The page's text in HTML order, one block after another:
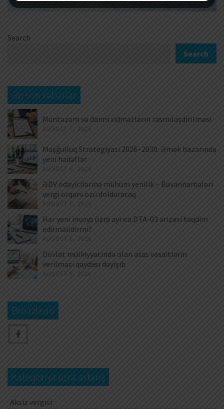
Search
Search
Ən son xəbərlər
Müntəzəm və daimi xidmətlərin rəsmiləşdirilməsi
AUGUST 7, 2026
Məşğulluq Strategiyası 2026–2030: Əmək bazarında
yeni hədəflər
AUGUST 6, 2026
ƏDV ödəyicilərinə mühüm yenilik – Bəyannamələri
vergi orqanı özü dolduracaq
AUGUST 6, 2026
Hər yeni invoys üzrə ayrıca DTA-03 ərizəsi təqdim
edilməlidirmi?
AUGUST 6, 2026
Dövlət mülkiyyətində olan əsas vəsaitlərin
verilməsi qaydası dəyişib
AUGUST 5, 2026
Bizi izləyin
Kateqoriya üzrə axtarış
Aksiz vergisi